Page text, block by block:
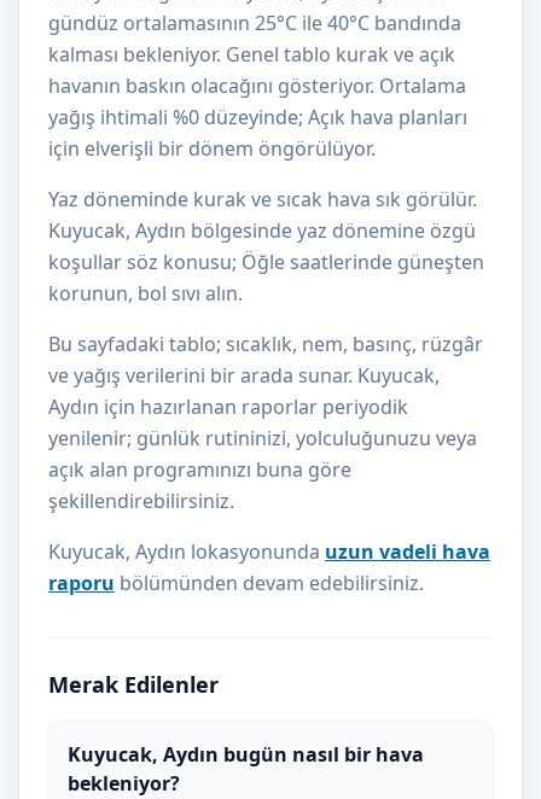
gündüz ortalamasının 25°C ile 40°C bandında
kalması bekleniyor. Genel tablo kurak ve açık
havanın baskın olacağını gösteriyor. Ortalama
yağış ihtimali %0 düzeyinde; Açık hava planları
için elverişli bir dönem öngörülüyor.
Yaz döneminde kurak ve sıcak hava sık görülür.
Kuyucak, Aydın bölgesinde yaz dönemine özgü
koşullar söz konusu; Öğle saatlerinde güneşten
korunun, bol sıvı alın.
Bu sayfadaki tablo; sıcaklık, nem, basınç, rüzgâr
ve yağış verilerini bir arada sunar. Kuyucak,
Aydın için hazırlanan raporlar periyodik
yenilenir; günlük rutininizi, yolculuğunuzu veya
açık alan programınızı buna göre
şekillendirebilirsiniz.
Kuyucak, Aydın lokasyonunda uzun vadeli hava
raporu bölümünden devam edebilirsiniz.
Merak Edilenler
Kuyucak, Aydın bugün nasıl bir hava
bekleniyor?